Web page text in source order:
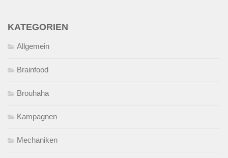
KATEGORIEN
Allgemein
Brainfood
Brouhaha
Kampagnen
Mechaniken